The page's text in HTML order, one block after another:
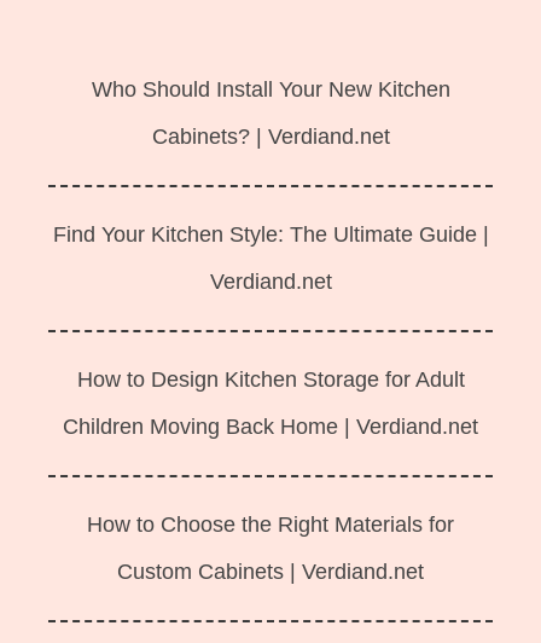
Who Should Install Your New Kitchen
Cabinets? | Verdiand.net
Find Your Kitchen Style: The Ultimate Guide |
Verdiand.net
How to Design Kitchen Storage for Adult
Children Moving Back Home | Verdiand.net
How to Choose the Right Materials for
Custom Cabinets | Verdiand.net